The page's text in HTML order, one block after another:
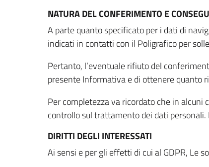
NATURA DEL CONFERIMENTO E
A parte quanto specificato per i dati di
indicati in contatti con il Poligrafico per
Pertanto, l’eventuale rifiuto del
presente Informativa e di ottenere quanto
Per completezza va ricordato che in alcuni
controllo sul trattamento dei dati
DIRITTI DEGLI INTERESSATI
Ai sensi e per gli effetti di cui al GDPR, Le